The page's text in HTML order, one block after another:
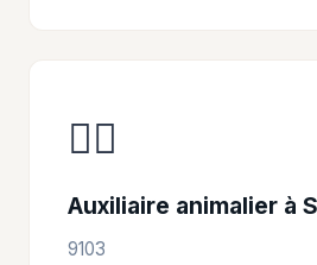
👩‍⚕️
Auxiliaire animalier à
9103